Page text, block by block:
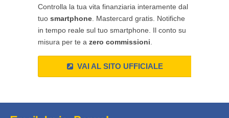
Controlla la tua vita finanziaria interamente dal
tuo smartphone . Mastercard gratis. Notifiche
in tempo reale sul tuo smartphone. Il conto su
misura per te a zero commissioni
VAI AL SITO UFFICIALE